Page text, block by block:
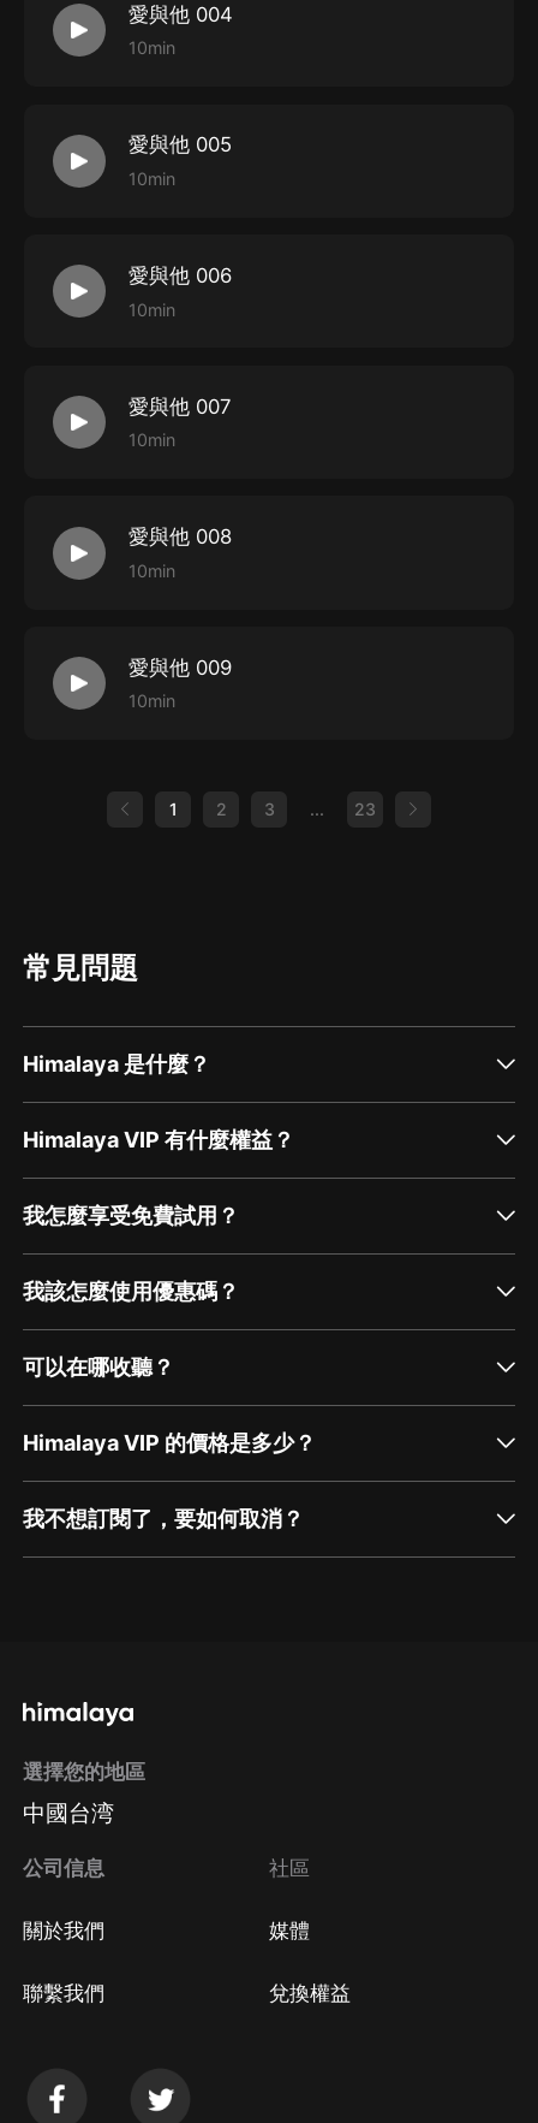
愛與他 004
10min
愛與他 005
10min
愛與他 006
10min
愛與他 007
10min
愛與他 008
10min
愛與他 009
10min
1 2 3 ... 23
常見問題
Himalaya 是什麼？
Himalaya VIP 有什麼權益？
我怎麼享受免費試用？
我該怎麼使用優惠碼？
可以在哪收聽？
Himalaya VIP 的價格是多少？
我不想訂閱了，要如何取消？
方法 Google Play取消訂閱方法
選擇您的地區
中國台湾
公司信息
關於我們
聯繫我們
社區
媒體
兌換權益